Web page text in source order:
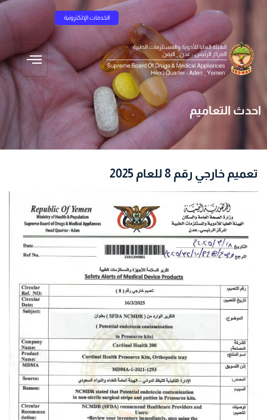
الخدمات الإلكترونية
احدث التعاميم
تعميم خارجي رقم 8 للعام 2025